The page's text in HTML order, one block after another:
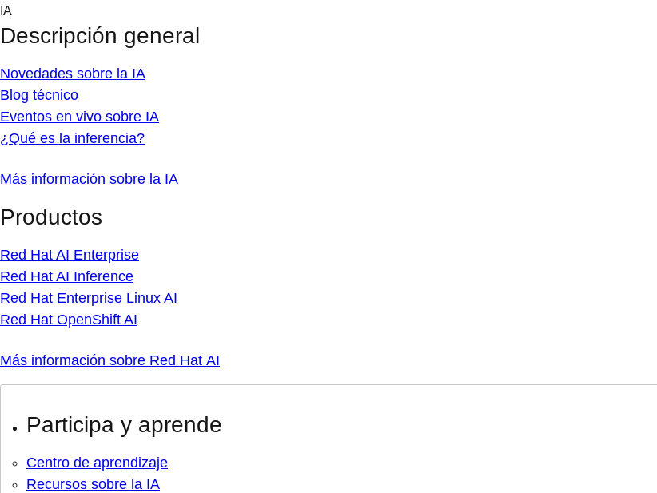
Skip
content
IA
Descripción general
Novedades sobre la IA
Blog técnico
Eventos en vivo sobre IA
¿Qué es la inferencia?
Más información sobre la IA
Productos
Red Hat AI Enterprise
Red Hat AI Inference
Red Hat Enterprise Linux AI
Red Hat OpenShift AI
Más información sobre Red Hat AI
Participa y aprende
Centro de aprendizaje
Recursos sobre la IA